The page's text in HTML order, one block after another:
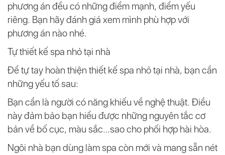
phương án đều có những điểm mạnh, điểm yếu
riêng. Bạn hãy đánh giá xem mình phù hợp với
phương án nào nhé.
Tự thiết kế spa nhỏ tại nhà
Để tự tay hoàn thiện thiết kế spa nhỏ tại nhà, bạn cần
những yếu tố sau:
Bạn cần là người có năng khiếu về nghệ thuật. Điều
này đảm bảo bạn hiểu được những nguyên tắc cơ
bản về bố cục, màu sắc…sao cho phối hợp hài hòa.
Ngôi nhà bạn dùng làm spa còn mới và mang sẵn nét